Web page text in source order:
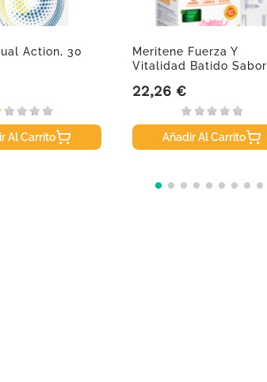
Action, 30
Al Carrito
Meritene Fuerza Y
Vitalidad Batido Sabor
Precio
22,26 €
Añadir Al Carrito